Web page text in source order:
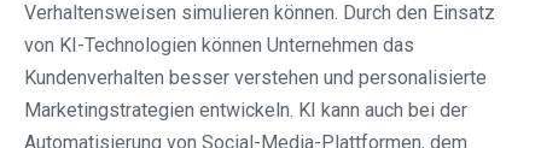
Verhaltensweisen simulieren können. Durch den Einsatz
von KI-Technologien können Unternehmen das
Kundenverhalten besser verstehen und personalisierte
Marketingstrategien entwickeln. KI kann auch bei der
Automatisierung von Social-Media-Plattformen, dem